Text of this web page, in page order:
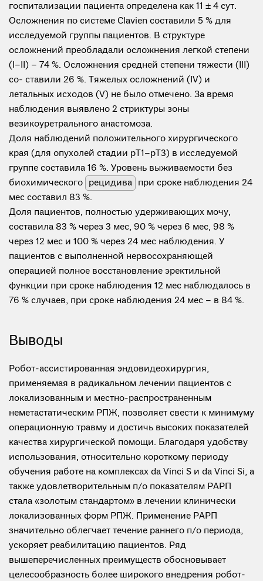
госпитализации пациента определена как 11 ± 4 сут.
Осложнения по системе Clavien составили 5 % для
исследуемой группы пациентов. В структуре
осложнений преобладали осложнения легкой степени
(I–II) – 74 %. Осложнения средней степени тяжести (III)
со- ставили 26 %. Тяжелых осложнений (IV) и
летальных исходов (V) не было отмечено. За время
наблюдения выявлено 2 стриктуры зоны
везикоуретрального анастомоза.
Доля наблюдений положительного хирургического
края (для опухолей стадии pT1–pT3) в исследуемой
группе составила 16 %. Уровень выживаемости без
биохимического рецидива при сроке наблюдения 24
мес составил 83 %.
Доля пациентов, полностью удерживающих мочу,
составила 83 % через 3 мес, 90 % через 6 мес, 98 %
через 12 мес и 100 % через 24 мес наблюдения. У
пациентов c выполненной нервосохраняющей
операцией полное восстановление эректильной
функции при сроке наблюдения 12 мес наблюдалось в
76 % случаев, при сроке наблюдения 24 мес – в 84 %.
Выводы
Робот-ассистированная эндовидеохирургия,
применяемая в радикальном лечении пациентов c
локализованным и местно-распространенным
неметастатическим РПЖ, позволяет свести к минимуму
операционную травму и достичь высоких показателей
качества хирургической помощи. Благодаря удобству
использования, относительно короткому периоду
обучения работе на комплексах da Vinci S и da Vinci Si, а
также удовлетворительным п/о показателям РАРП
стала «золотым стандартом» в лечении клинически
локализованных форм РПЖ. Применение РАРП
значительно облегчает течение раннего п/о периода,
ускоряет реабилитацию пациентов. Ряд
вышеперечисленных преимуществ обосновывает
целесообразность более широкого внедрения робот-